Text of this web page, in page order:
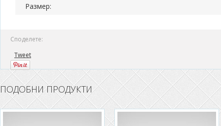
Размер:
Споделете:
Tweet
ПОДОБНИ ПРОДУКТИ